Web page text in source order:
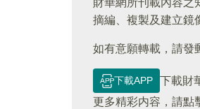
財華網所刊載內容之
摘編、複製及建立鏡
如有意願轉載，請發
下載APP
下載財
更多精彩内容，請點